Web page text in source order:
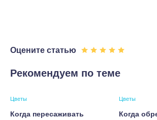
Оцените статью
Рекомендуем по теме
Цветы
Когда пересаживать
Цветы
Когда